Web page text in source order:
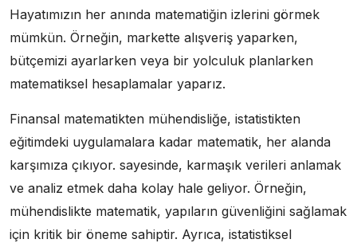
Hayatımızın her anında matematiğin izlerini görmek
mümkün. Örneğin, markette alışveriş yaparken,
bütçemizi ayarlarken veya bir yolculuk planlarken
matematiksel hesaplamalar yaparız.
Finansal matematikten mühendisliğe, istatistikten
eğitimdeki uygulamalara kadar matematik, her alanda
karşımıza çıkıyor. sayesinde, karmaşık verileri anlamak
ve analiz etmek daha kolay hale geliyor. Örneğin,
mühendislikte matematik, yapıların güvenliğini sağlamak
için kritik bir öneme sahiptir. Ayrıca, istatistiksel